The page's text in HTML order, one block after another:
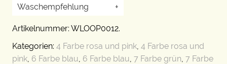
Waschempfehlung
+
Artikelnummer: WLOOP0012.
Kategorien: 4 Farbe rosa und pink 4 Farbe rosa und
pink 6 Farbe blau 6 Farbe blau 7 Farbe grün 7 Farbe